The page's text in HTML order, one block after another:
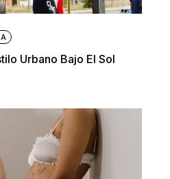
Urbano Bajo El Sol